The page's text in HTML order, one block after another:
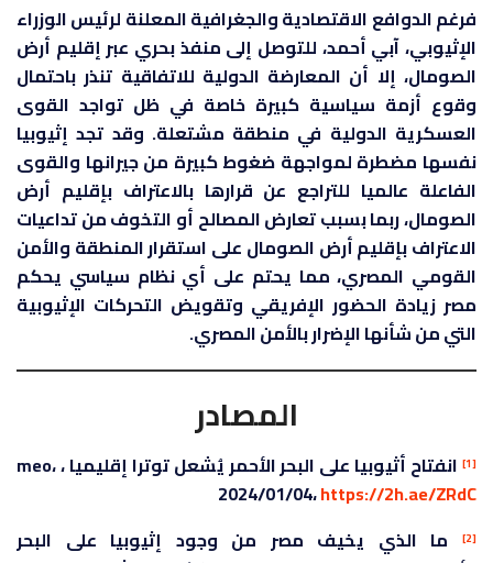
فرغم الدوافع الاقتصادية والجغرافية المعلنة لرئيس الوزراء
الإثيوبي، آبي أحمد، للتوصل إلى منفذ بحري عبر إقليم أرض
الصومال، إلا أن المعارضة الدولية للاتفاقية تنذر باحتمال
وقوع أزمة سياسية كبيرة خاصة في ظل تواجد القوى
العسكرية الدولية في منطقة مشتعلة. وقد تجد إثيوبيا
نفسها مضطرة لمواجهة ضغوط كبيرة من جيرانها والقوى
الفاعلة عالميا للتراجع عن قرارها بالاعتراف بإقليم أرض
الصومال، ربما بسبب تعارض المصالح أو التخوف من تداعيات
الاعتراف بإقليم أرض الصومال على استقرار المنطقة والأمن
القومي المصري، مما يحتم على أي نظام سياسي يحكم
مصر زيادة الحضور الإفريقي وتقويض التحركات الإثيوبية
التي من شأنها الإضرار بالأمن المصري.
المصادر
[1]
انفتاح أثيوبيا على البحر الأحمر يُشعل توترا إقليميا ، meo،
2024/01/04،https://2h.ae/ZRdC
[2]
ما الذي يخيف مصر من وجود إثيوبيا على البحر